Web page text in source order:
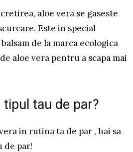
aloe vera se gaseste
Este in special
de la marca ecologica
aloe vera pentru a scapa mai
tau de par?
in rutina ta de par , hai sa
de par!